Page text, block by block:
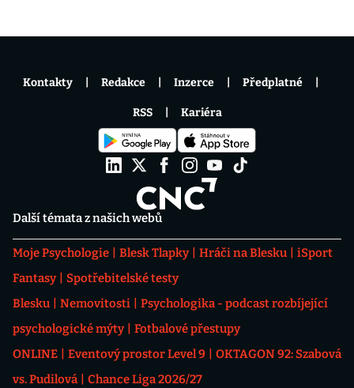
Další témata z našich webů
Moje Psychologie Blesk Tlapky Hráči na Blesku
iSport
Fantasy
Spotřebitelské testy
Blesku
Nemovitosti
Psychologika - podcast rozbíjející
psychologické mýty
Fotbalové přestupy
ONLINE
Eventový prostor Level 9
OKTAGON 92: Szabová
vs. Pudilová
Chance Liga 2026/27
Kontakty Redakce Inzerce Předplatné
RSS Kariéra